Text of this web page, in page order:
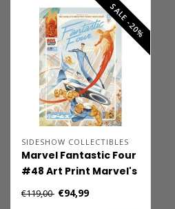
SALE -20%
SIDESHOW COLLECTIBLES
Marvel Fantastic Four
#48 Art Print Marvel's
First Family: The
€119,00 €94,99